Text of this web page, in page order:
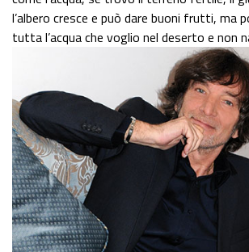
l’albero cresce e può dare buoni frutti, ma
tutta l’acqua che voglio nel deserto e non